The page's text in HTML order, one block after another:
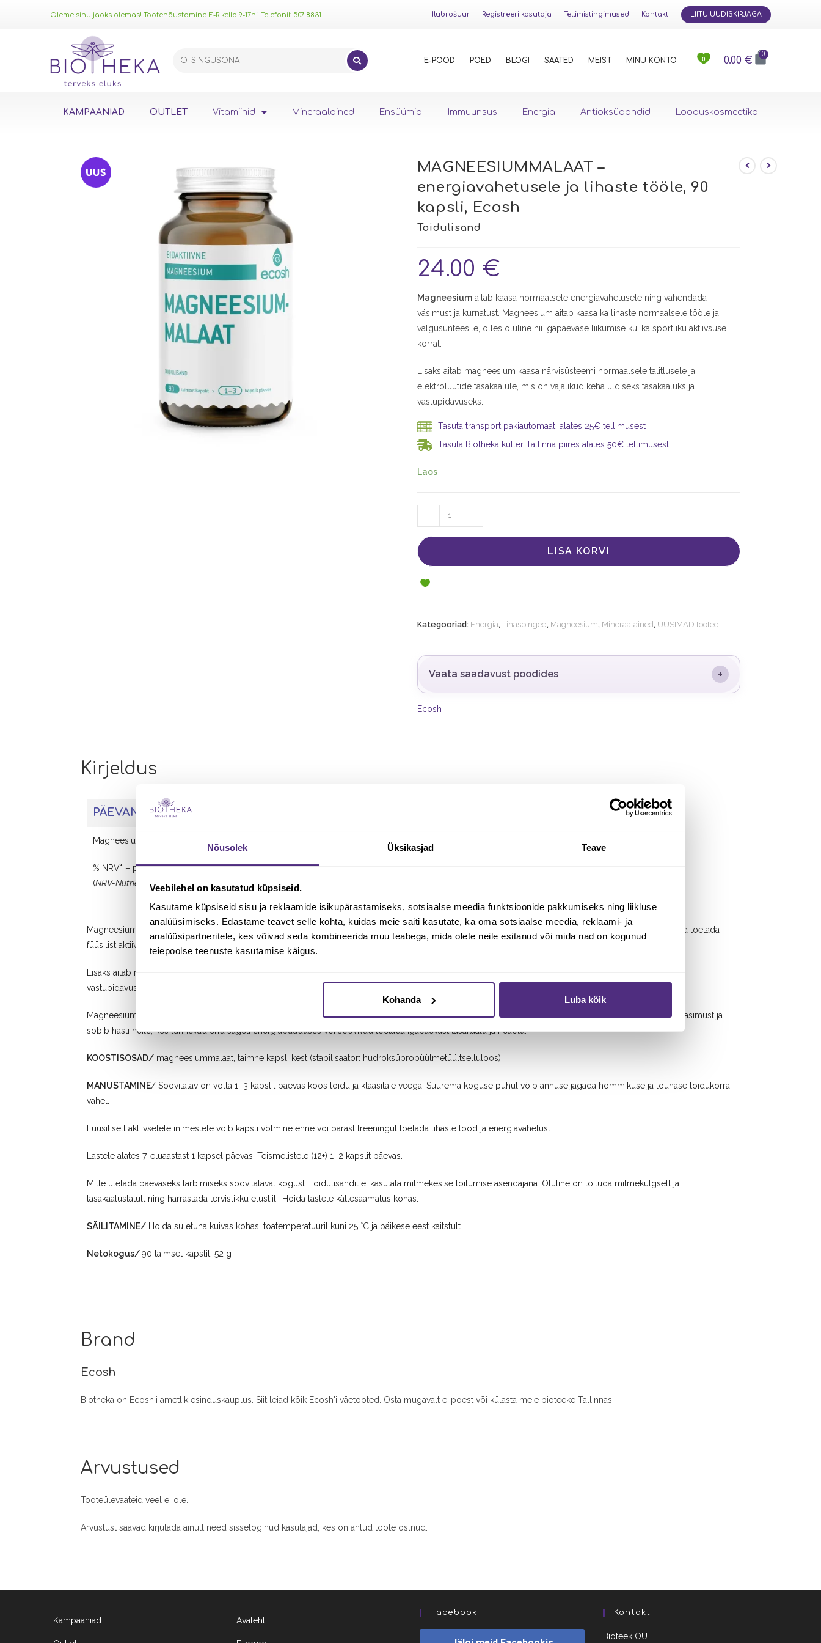
Nõusolek Üksikasjad Teave
Veebilehel on kasutatud küpsiseid.
Kasutame küpsiseid sisu ja reklaamide isikupärastamiseks, sotsiaalse meedia funktsioonide pakkumiseks ning liikluse
analüüsimiseks. Edastame teavet selle kohta, kuidas meie saiti kasutate, ka oma sotsiaalse meedia, reklaami- ja
analüüsipartneritele, kes võivad seda kombineerida muu teabega, mida olete neile esitanud või mida nad on kogunud
teiepoolse teenuste kasutamise käigus.
Kohanda Luba kõik
Oleme sinu jaoks olemas! Tootenõustamine E-R kella 9-17ni. Telefonil: 507 8831 Ilubrošüür Registreeri kasutaja Tellimistingimused Kontakt LIITU UUDISKIRJAGA
E-POOD POED BLOGI SAATED MEIST MINU KONTO 0 0.00 €
0
KAMPAANIAD OUTLET Vitamiinid Mineraalained Ensüümid Immuunsus Energia Antioksüdandid Looduskosmeetika
MAGNEESIUMMALAAT –
energiavahetusele ja lihaste tööle, 90
kapsli, Ecosh
24.00 €
Magneesiumaitab kaasa normaalsele energiavahetusele ning vähendada
väsimust ja kurnatust. Magneesium aitab kaasa ka lihaste normaalsele tööle ja
valgusünteesile, olles oluline nii igapäevase liikumise kui ka sportliku aktiivsuse
korral.
Lisaks aitab magneesium kaasa närvisüsteemi normaalsele talitlusele ja
elektrolüütide tasakaalule, mis on vajalikud keha üldiseks tasakaaluks ja
vastupidavuseks.
Tasuta transport pakiautomaati alates 25€ tellimusest
Tasuta Biotheka kuller Tallinna piires alates 50€ tellimusest
Laos
- +
LISA KORVI
Kategooriad: Energia, Lihaspinged, Magneesium, Mineraalained, UUSIMAD tooted!
Vaata saadavust poodides +
Ecosh
Kirjeldus
PÄEVANE ANNUS SISALDAB
Magneesium (1444 mg magneesiummalaadist)
% NRV* – protsent päevasest võrdluskogusest täiskasvanutele
(NRV-Nutrient Reference Value
Magneesium on organismi jaoks hädavajalik mineraal, mis aitab kaasa normaalsele energiavahetusele ja lihaste tööle. See on oluline kõigile, kes soovivad toetada
füüsilist aktiivsust, treeningutest taastumist või hoida tasakaalus närvisüsteemi talitlust.
Lisaks aitab magneesium kaasa valgusünteesile ja elektrolüütide tasakaalule, mis on vajalik rakkude ja kudede normaalseks toimimiseks ning kogu keha
vastupidavuse säilitamiseks.
Magneesiumi vajadus võib suureneda nii intensiivse füüsilise koormuse kui ka vaimse pingutuse perioodidel. Sellisel ajal aitab magneesium vähendada väsimust ja
sobib hästi neile, kes tunnevad end sageli energiapuuduses või soovivad toetada igapäevast tasakaalu ja heaolu.
KOOSTISOSAD/ magneesiummalaat, taimne kapsli kest (stabilisaator: hüdroksüpropüülmetüültselluloos).
MANUSTAMINE/ Soovitatav on võtta 1–3 kapslit päevas koos toidu ja klaasitäie veega. Suurema koguse puhul võib annuse jagada hommikuse ja lõunase toidukorra
vahel.
Füüsiliselt aktiivsetele inimestele võib kapsli võtmine enne või pärast treeningut toetada lihaste tööd ja energiavahetust.
Lastele alates 7. eluaastast 1 kapsel päevas. Teismelistele (12+) 1–2 kapslit päevas.
Mitte ületada päevaseks tarbimiseks soovitatavat kogust. Toidulisandit ei kasutata mitmekesise toitumise asendajana. Oluline on toituda mitmekülgselt ja
tasakaalustatult ning harrastada tervislikku elustiili. Hoida lastele kättesaamatus kohas.
SÄILITAMINE/ Hoida suletuna kuivas kohas, toatemperatuuril kuni 25 °C ja päikese eest kaitstult.
Netokogus/90 taimset kapslit, 52 g
Brand
Ecosh
Biotheka on Ecosh'i ametlik esinduskauplus. Siit leiad kõik Ecosh'i väetooted. Osta mugavalt e-poest või külasta meie bioteeke Tallinnas.
Arvustused
Tooteülevaateid veel ei ole.
Arvustust saavad kirjutada ainult need sisseloginud kasutajad, kes on antud toote ostnud.
Kampaaniad Avaleht
Facebook Kontakt
Bioteek OÜ